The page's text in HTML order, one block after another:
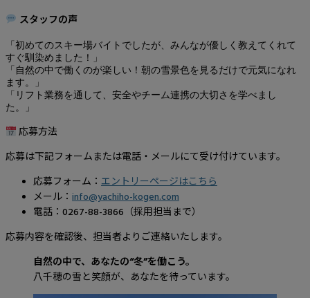
スタッフの声
「初めてのスキー場バイトでしたが、みんなが優しく教えてくれて
すぐ馴染めました！」
「自然の中で働くのが楽しい！朝の雪景色を見るだけで元気になれ
ます。」
「リフト業務を通して、安全やチーム連携の大切さを学べまし
た。」
応募方法
応募は下記フォームまたは電話・メールにて受け付けています。
応募フォーム： エントリーページはこちら
メール： info@yachiho-kogen.com
電話：0267-88-3866（採用担当まで）
応募内容を確認後、担当者よりご連絡いたします。
自然の中で、あなたの“冬”を働こう。
八千穂の雪と笑顔が、あなたを待っています。